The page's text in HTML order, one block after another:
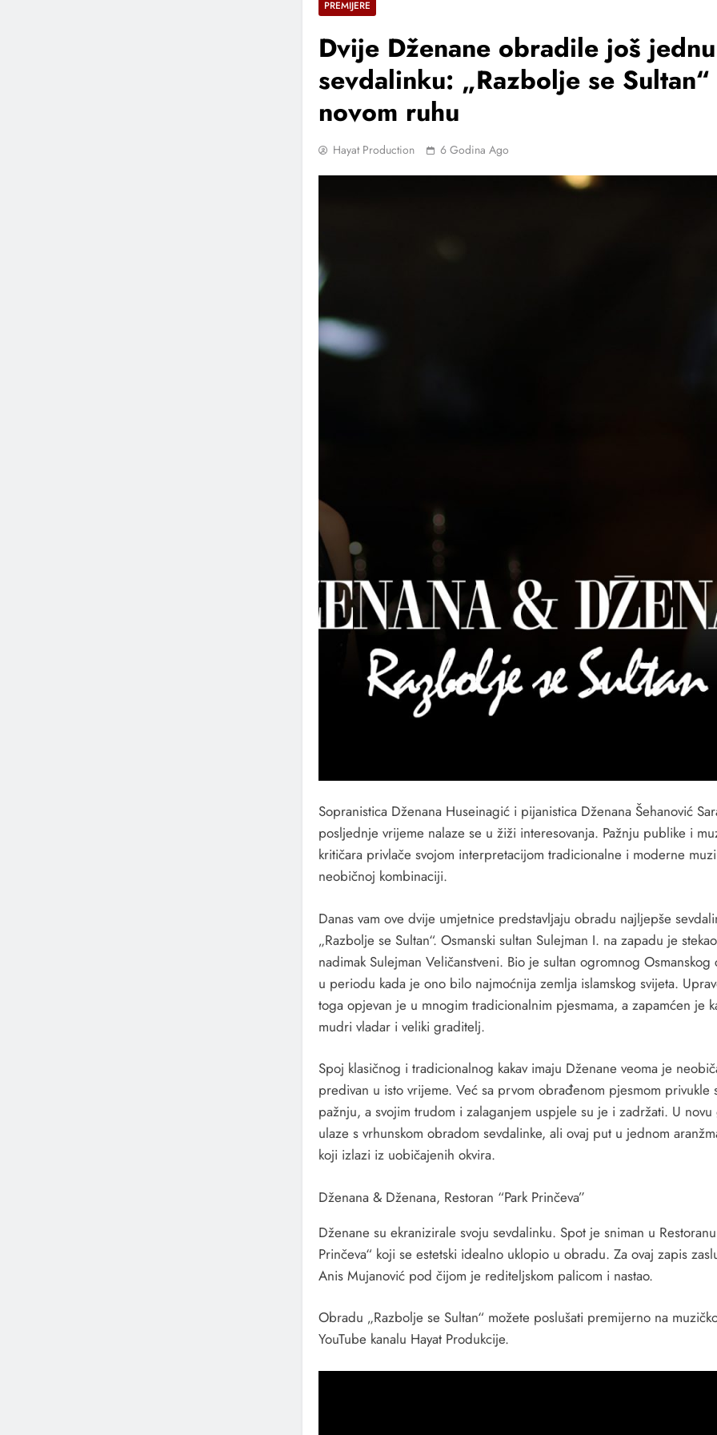
PREMIJERE
Dvije Dženane obradile još jednu
sevdalinku: „Razbolje se
novom ruhu
Hayat Production 6 Godina Ago
Sopranistica Dženana Huseinagić i pijanistica Dženana Šehanović
posljednje vrijeme nalaze se u žiži interesovanja. Pažnju publike i
kritičara privlače svojom interpretacijom tradicionalne i moderne
neobičnoj kombinaciji.
Danas vam ove dvije umjetnice predstavljaju obradu najljepše
„Razbolje se Sultan“. Osmanski sultan Sulejman I. na zapadu je stekao
nadimak Sulejman Veličanstveni. Bio je sultan ogromnog Osmanskog
u periodu kada je ono bilo najmoćnija zemlja islamskog svijeta.
toga opjevan je u mnogim tradicionalnim pjesmama, a zapamćen je
mudri vladar i veliki graditelj.
Spoj klasičnog i tradicionalnog kakav imaju Dženane veoma je
predivan u isto vrijeme. Već sa prvom obrađenom pjesmom privukle
pažnju, a svojim trudom i zalaganjem uspjele su je i zadržati. U
ulaze s vrhunskom obradom sevdalinke, ali ovaj put u jednom
koji izlazi iz uobičajenih okvira.
Dženana & Dženana, Restoran “Park Prinčeva”
Dženane su ekranizirale svoju sevdalinku. Spot je sniman u
Prinčeva“ koji se estetski idealno uklopio u obradu. Za ovaj zapis
Anis Mujanović pod čijom je rediteljskom palicom i nastao.
Obradu „Razbolje se Sultan“ možete poslušati premijerno na
YouTube kanalu Hayat Produkcije.